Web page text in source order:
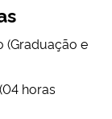
(Graduação e
horas